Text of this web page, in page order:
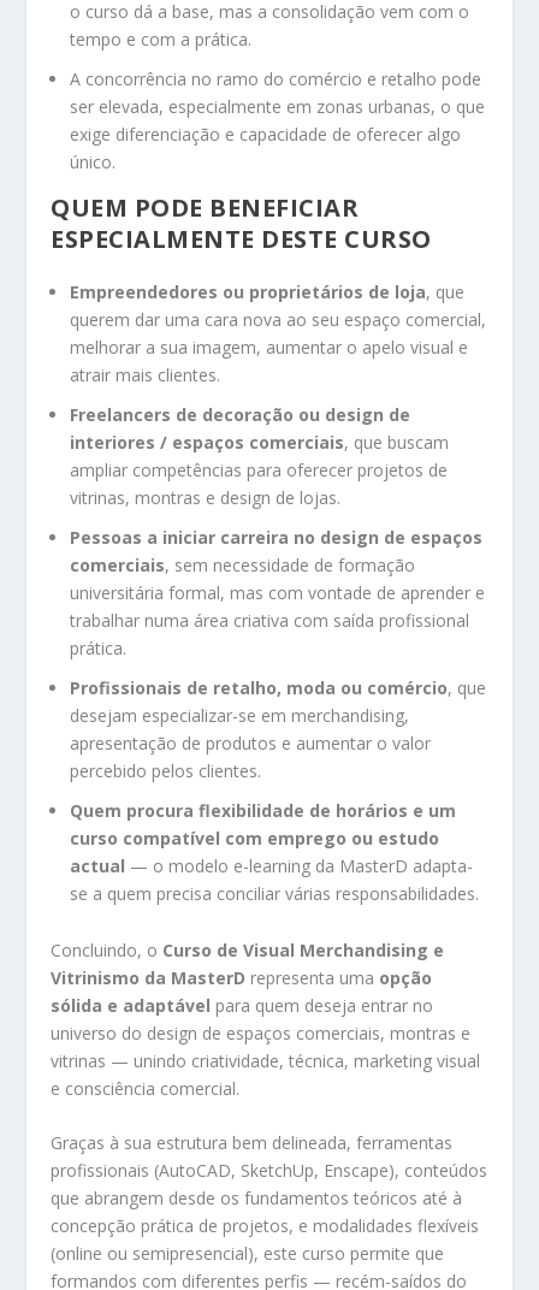
o curso dá a base, mas a consolidação vem com o
tempo e com a prática.
A concorrência no ramo do comércio e retalho pode
ser elevada, especialmente em zonas urbanas, o que
exige diferenciação e capacidade de oferecer algo
único.
QUEM PODE BENEFICIAR
ESPECIALMENTE DESTE CURSO
Empreendedores ou proprietários de loja, que
querem dar uma cara nova ao seu espaço comercial,
melhorar a sua imagem, aumentar o apelo visual e
atrair mais clientes.
Freelancers de decoração ou design de
interiores / espaços comerciais, que buscam
ampliar competências para oferecer projetos de
vitrinas, montras e design de lojas.
Pessoas a iniciar carreira no design de espaços
comerciais, sem necessidade de formação
universitária formal, mas com vontade de aprender e
trabalhar numa área criativa com saída profissional
prática.
Profissionais de retalho, moda ou comércio, que
desejam especializar-se em merchandising,
apresentação de produtos e aumentar o valor
percebido pelos clientes.
Quem procura flexibilidade de horários e um
curso compatível com emprego ou estudo
actual — o modelo e-learning da MasterD adapta-
se a quem precisa conciliar várias responsabilidades.
Concluindo, o Curso de Visual Merchandising e
Vitrinismo da MasterD representa uma opção
sólida e adaptável para quem deseja entrar no
universo do design de espaços comerciais, montras e
vitrinas — unindo criatividade, técnica, marketing visual
e consciência comercial.
Graças à sua estrutura bem delineada, ferramentas
profissionais (AutoCAD, SketchUp, Enscape), conteúdos
que abrangem desde os fundamentos teóricos até à
concepção prática de projetos, e modalidades flexíveis
(online ou semipresencial), este curso permite que
formandos com diferentes perfis — recém-saídos do